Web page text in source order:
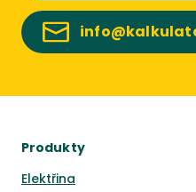
Produkty
Elektřina